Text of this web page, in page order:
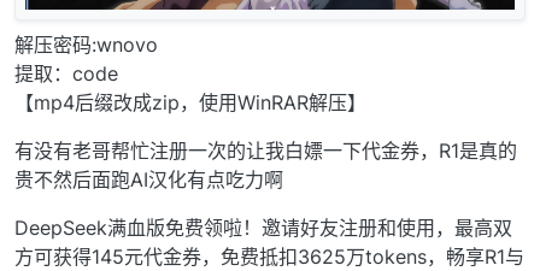
解压密码:wnovo
提取：code
【mp4后缀改成zip，使用WinRAR解压】
有没有老哥帮忙注册一次的让我白嫖一下代金券，R1是真的
贵不然后面跑AI汉化有点吃力啊
DeepSeek满血版免费领啦！邀请好友注册和使用，最高双
方可获得145元代金券，免费抵扣3625万tokens，畅享R1与